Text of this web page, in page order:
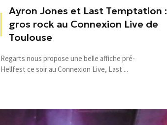
Ayron Jones et Last Temptation :
gros rock au Connexion Live de
Toulouse
Regarts nous propose une belle affiche pré-
Hellfest ce soir au Connexion Live, Last ...